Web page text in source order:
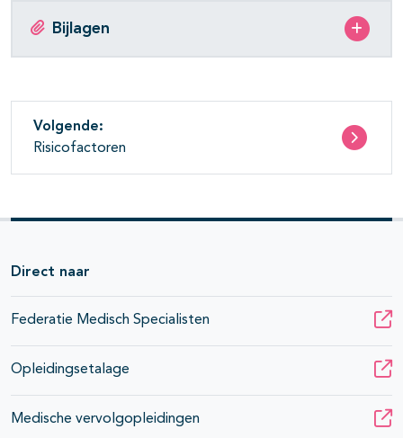
Bijlagen
Volgende:
Risicofactoren
Direct naar
Federatie Medisch Specialisten
Opleidingsetalage
Medische vervolgopleidingen